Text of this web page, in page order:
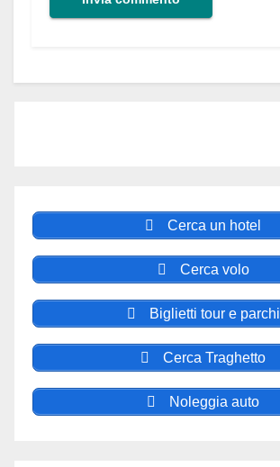
Cerca un hotel
Cerca volo
Biglietti tour e parchi
Cerca Traghetto
Noleggia auto